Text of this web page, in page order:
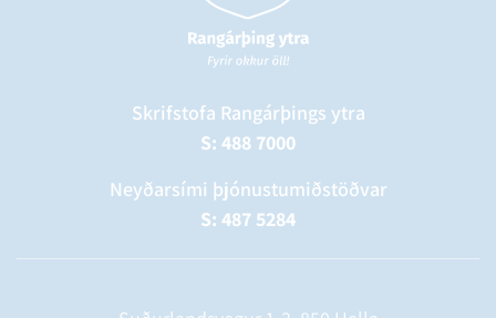
Skrifstofa Rangárþings ytra
S: 488 7000
Neyðarsími þjónustumiðstöðvar
S: 487 5284